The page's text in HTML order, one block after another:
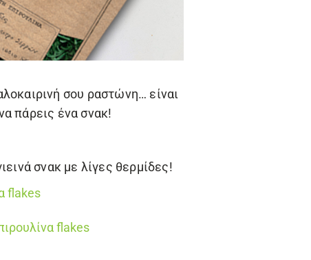
σου ραστώνη… είναι
πάρεις ένα σνακ!
σνακ με λίγες θερμίδες!
flakes
flakes